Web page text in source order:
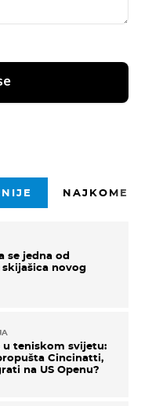
se jedna od
novog
u teniskom svijetu:
Cincinatti,
na US Openu?